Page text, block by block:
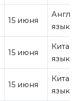
15 июня
язык
15 июня
язык
15 июня
язык